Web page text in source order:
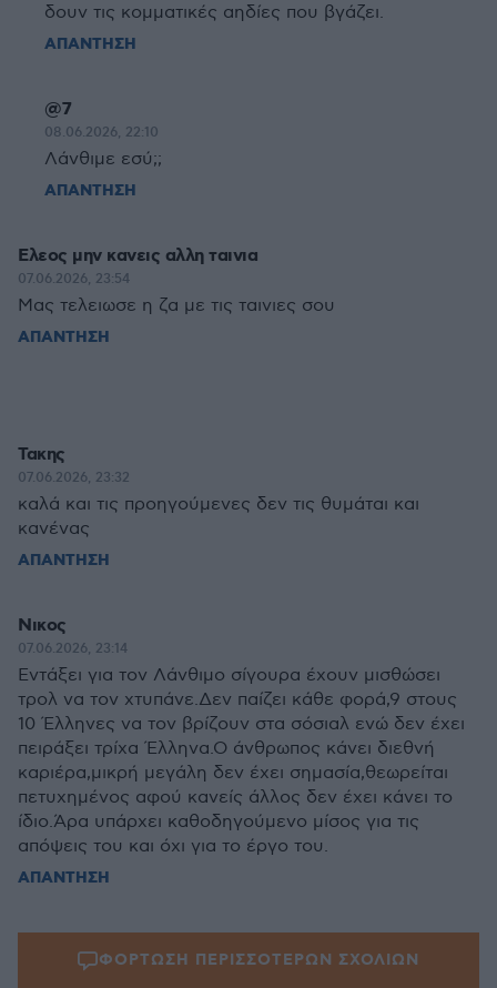
δουν τις κομματικές αηδίες που βγάζει.
ΑΠΑΝΤΗΣΗ
@7
08.06.2026, 22:10
Λάνθιμε εσύ;;
ΑΠΑΝΤΗΣΗ
Ελεος μην κανεις αλλη ταινια
07.06.2026, 23:54
Μας τελειωσε η ζα με τις ταινιες σου
ΑΠΑΝΤΗΣΗ
Τακης
07.06.2026, 23:32
καλά και τις προηγούμενες δεν τις θυμάται και
κανένας
ΑΠΑΝΤΗΣΗ
Νικος
07.06.2026, 23:14
Εντάξει για τον Λάνθιμο σίγουρα έχουν μισθώσει
τρολ να τον χτυπάνε.Δεν παίζει κάθε φορά,9 στους
10 Έλληνες να τον βρίζουν στα σόσιαλ ενώ δεν έχει
πειράξει τρίχα Έλληνα.Ο άνθρωπος κάνει διεθνή
καριέρα,μικρή μεγάλη δεν έχει σημασία,θεωρείται
πετυχημένος αφού κανείς άλλος δεν έχει κάνει το
ίδιο.Άρα υπάρχει καθοδηγούμενο μίσος για τις
απόψεις του και όχι για το έργο του.
ΑΠΑΝΤΗΣΗ
ΦΟΡΤΩΣΗ ΠΕΡΙΣΣΟΤΕΡΩΝ ΣΧΟΛΙΩΝ